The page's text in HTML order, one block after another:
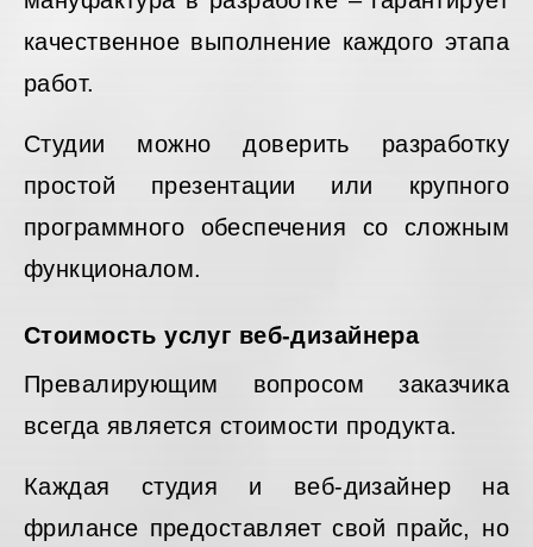
качественное выполнение каждого этапа
работ.
Студии можно доверить разработку
простой презентации или крупного
программного обеспечения со сложным
функционалом.
Стоимость услуг веб-дизайнера
Превалирующим вопросом заказчика
всегда является стоимости продукта.
Каждая студия и веб-дизайнер на
фрилансе предоставляет свой прайс, но